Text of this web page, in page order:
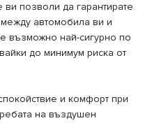
позволи да гарантирате
автомобила ви и
възможно най-сигурно по
до минимум риска от
и комфорт при
на въздушен